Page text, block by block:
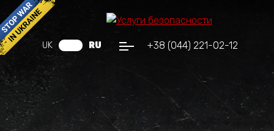
+38 (044) 221-02-12
UK RU